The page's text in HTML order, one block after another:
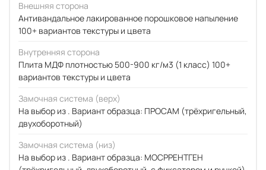
Внешняя сторона
Антивандальное лакированное порошковое напыление
100+ вариантов текстуры и цвета
Внутренняя сторона
Плита МДФ плотностью 500-900 кг/м3 (1 класс) 100+
вариантов текстуры и цвета
Замочная система (верх)
На выбор из . Вариант образца: ПРОСАМ (трёхригельный,
двухоборотный)
Замочная система (низ)
На выбор из . Вариант образца: МОСРРЕНТГЕН